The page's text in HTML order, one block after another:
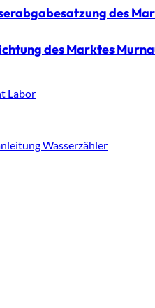
des
des Marktes
Labor
Wasserzähler